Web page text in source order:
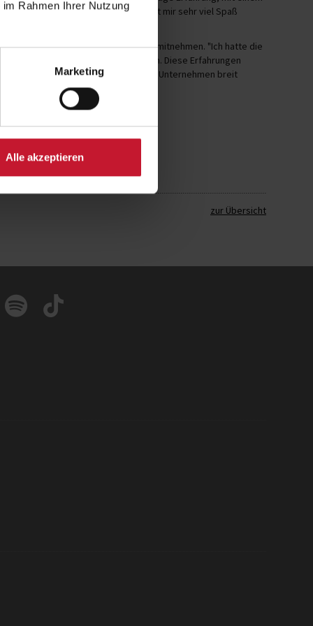
Rahmen Ihrer Nutzung
Marketing
Alle akzeptieren
tolle Zusammenarbeit und es hat mir sehr viel Spaß
Projektmanagement und Marketing mitnehmen. "Ich hatte die
Produkte der Allianz mitzuwirken. Diese Erfahrungen
wie wichtig es ist, sich in einem Unternehmen breit
zur Übersicht